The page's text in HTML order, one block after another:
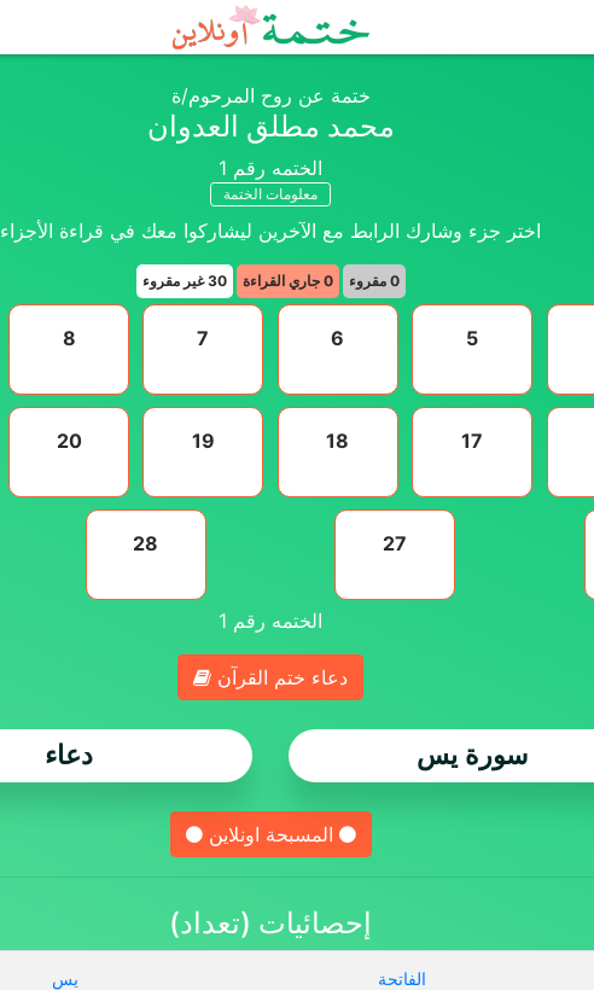
ختمة عن روح المرحوم/ة
محمد مطلق العدوان
الختمه رقم 1
معلومات الختمة
اختر جزء وشارك الرابط مع الآخرين ليشاركوا معك في قراءة الأجزاء
0 مقروء 0 جاري القراءة 30غير مقروء
5
6
7
8
17
18
19
20
27
28
الختمه رقم 1
دعاء ختم القرآن
سورة يس دعاء
المسبحة اونلاين
إحصائيات (تعداد)
الفاتحة يس